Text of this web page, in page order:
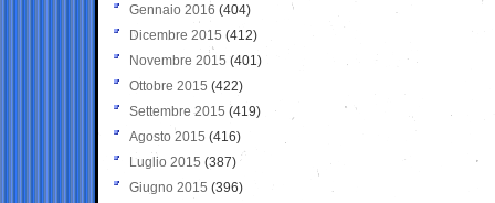
Gennaio 2016 (404)
Dicembre 2015 (412)
Novembre 2015 (401)
Ottobre 2015 (422)
Settembre 2015 (419)
Agosto 2015 (416)
Luglio 2015 (387)
Giugno 2015 (396)